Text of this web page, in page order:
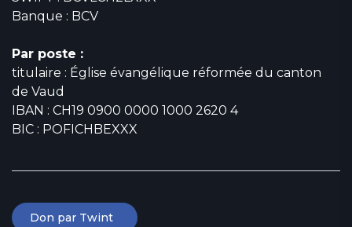
Banque : BCV
Par poste :
titulaire : Église évangélique réformée du canton
de Vaud
IBAN : CH19 0900 0000 1000 2620 4
BIC : POFICHBEXXX
Don par Twint